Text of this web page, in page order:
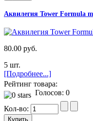
Аквилегия Tower Formula
80.00 руб.
5 шт.
[Подробнее...]
Рейтинг товара:
Голосов: 0
Кол-во: